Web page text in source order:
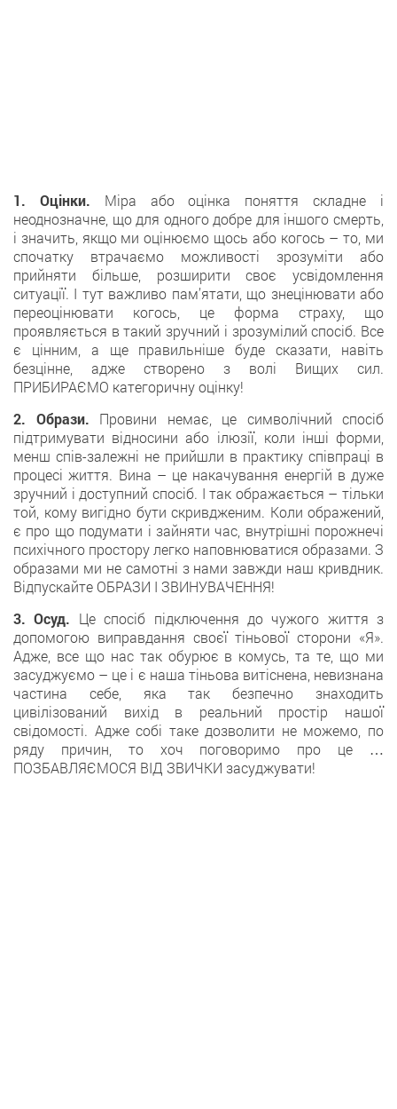
1. Оцінки. Міра або оцінка поняття складне і
неоднозначне, що для одного добре для іншого смерть,
і значить, якщо ми оцінюємо щось або когось – то, ми
спочатку втрачаємо можливості зрозуміти або
прийняти більше, розширити своє усвідомлення
ситуації. І тут важливо пам’ятати, що знецінювати або
переоцінювати когось, це форма страху, що
проявляється в такий зручний і зрозумілий спосіб. Все
є цінним, а ще правильніше буде сказати, навіть
безцінне, адже створено з волі Вищих сил.
ПРИБИРАЄМО категоричну оцінку!
2. Образи. Провини немає, це символічний спосіб
підтримувати відносини або ілюзії, коли інші форми,
менш спів-залежні не прийшли в практику співпраці в
процесі життя. Вина – це накачування енергій в дуже
зручний і доступний спосіб. І так ображається – тільки
той, кому вигідно бути скривдженим. Коли ображений,
є про що подумати і зайняти час, внутрішні порожнечі
психічного простору легко наповнюватися образами. З
образами ми не самотні з нами завжди наш кривдник.
Відпускайте ОБРАЗИ І ЗВИНУВАЧЕННЯ!
3. Осуд. Це спосіб підключення до чужого життя з
допомогою виправдання своєї тіньової сторони «Я».
Адже, все що нас так обурює в комусь, та те, що ми
засуджуємо – це і є наша тіньова витіснена, невизнана
частина себе, яка так безпечно знаходить
цивілізований вихід в реальний простір нашої
свідомості. Адже собі таке дозволити не можемо, по
ряду причин, то хоч поговоримо про це …
ПОЗБАВЛЯЄМОСЯ ВІД ЗВИЧКИ засуджувати!